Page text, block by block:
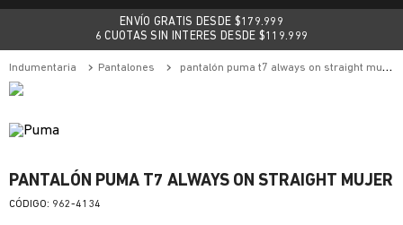
ENVÍO GRATIS DESDE $179.999
6 CUOTAS SIN INTERES DESDE $119.999
indumentaria pantalones pantalón puma t7 always on straight mujer
PANTALÓN PUMA T7 ALWAYS ON STRAIGHT MUJER
: 962-4134